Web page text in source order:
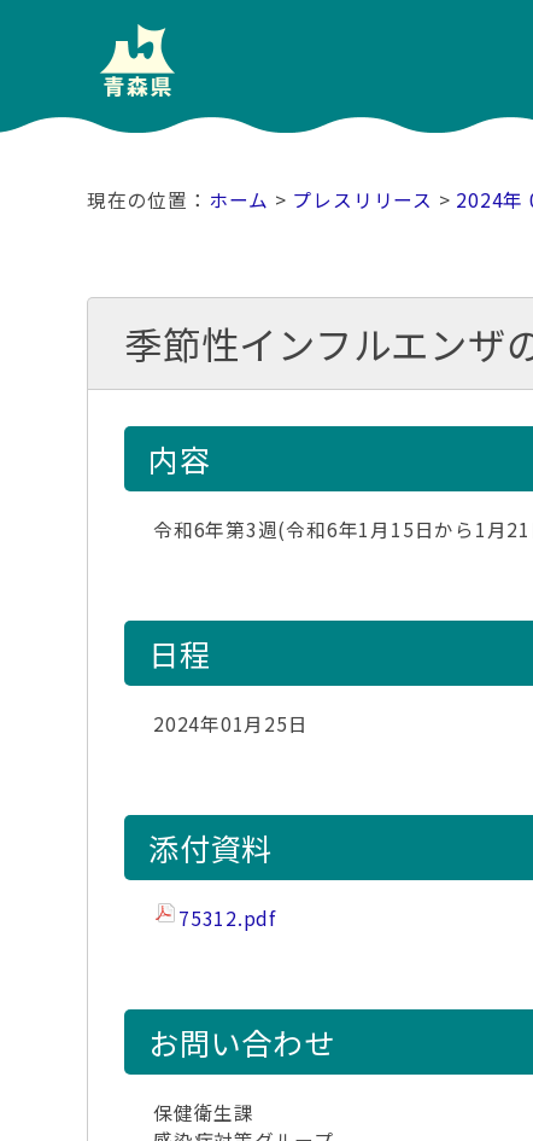
ホーム > プレスリリース > 2024年
季節性インフルエンザ
内容
令和6年第3週(令和6年1月15日から1月
日程
2024年01月25日
添付資料
75312.pdf
お問い合わせ
保健衛生課